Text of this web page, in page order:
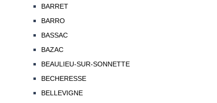
BARRET
BARRO
BASSAC
BAZAC
BEAULIEU-SUR-SONNETTE
BECHERESSE
BELLEVIGNE